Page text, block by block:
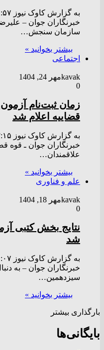
خبرنگاران جوان –
سازمان سنجش…
بیشتر بخوانید »
اجتماعی
kavakمهر 24, 1404
0
زمان ثبت‌نام
قضاییه اعلام شد
خبرنگاران جوان ـ قوه
علاقمندان…
بیشتر بخوانید »
علم و فناوری
kavakمهر 18, 1404
0
نتایج بخش کتبی
شد
خبرنگاران جوان – به
سیزدهمین…
بیشتر بخوانید »
بارگذاری بیشتر
بایگانی‌ها